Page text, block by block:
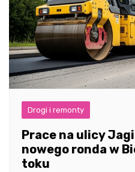
Drogi i remonty
Prace na ulicy
nowego ronda w
toku